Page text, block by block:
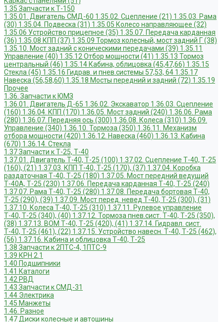
1.35 Запчасти к Т-150
1.35.01. Двигатель СМД-60 1.35.02. Сцепление (21) 1.35.03. Рама
(30) 1.35.04. Подвеска (31) 1.35.05 Колесо направляющее (32)
1.35.06 Устройство прицепное (35) 1.35.07. Передача карданная
(36) 1.35.08 КПП (37) 1.35.09 Тормоз колесный, мост задний Г (38)
1.35.10. Мост задний с коническими передачами (39) 1.35.11
Управление (40) 1.35.12 Отбор мощности (41) 1.35.13 Тормоз
центральный (46) 1.35.14 Кабина, облицовка (45,47,66) 1.35.15
Стекла (45) 1.35.16 Гидрав. и пнев.системы 57,53, 64 1.35.17
Навеска (56,58,60) 1.35.18 Мосты передний и задний (72) 1.35.19
Прочее
1.36. Запчасти к ЮМЗ
1.36.01. Двигатель Д-65 1.36.02. Экскаватор 1.36.03. Сцепление
(160) 1.36.04. КПП (170) 1.36.05. Мост задний (240) 1.36.06. Рама
(280) 1.36.07. Передняя ось (300) 1.36.08. Колеса (310) 1.36.09.
Управление (340) 1.36.10. Тормоза (350) 1.36.11. Механизм
отбора мощности (420) 1.36.12. Навеска (460) 1.36.13. Кабина
(670) 1.36.14. Стекла
1.37 Запчасти к Т-25, Т-40
1.37.01. Двигатель Т-40, Т-25 (100) 1.37.02. Сцепление Т-40, Т-25
(160), (21) 1.37.03. КПП Т-40, Т-25 (170), (37) 1.37.04. Коробка
раздаточная Т-40, Т-25 (180) 1.37.05. Мост передний ведущий
Т-40А, Т-25 (230) 1.37.06. Передача карданная Т-40, Т-25 (240)
1.37.07. Рама Т-40, Т-25 (280) 1.37.08. Передача бортовая Т-40,
Т-25 (290), (39) 1.37.09. Мост перед. невед Т-40, Т-25 (300), (31)
1.37.10. Колеса Т-40, Т-25 (310) 1.37.11. Рулевое управление
Т-40, Т-25 (340), (40) 1.37.12. Тормоза пнев.сист. Т-40, Т-25 (350),
(38) 1.37.13. ВОМ Т-40, Т-25 (420), (41) 1.37.14. Гидравл. сист.
Т-40, Т-25 (461), (22) 1.37.15. Устройство навесн. Т-40, Т-25 (462),
(56) 1.37.16. Кабина и облицовка Т-40, Т-25
1.38 Запчасти к 2ПТС-4, 1ПТС-9
1.39 КРН 2.1
1.40 Подшипники
1.41 Каталоги
1.42 РВД
1.43 Запчасти к СМД-31
1.44 Электрика
1.45 Манжеты
1.46. Разное
1.47 Диски колесные и автошины